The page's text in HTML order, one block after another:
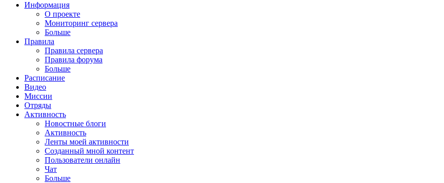
Информация
О проекте
Мониторинг сервера
Больше
Правила
Правила сервера
Правила форума
Больше
Расписание
Видео
Миссии
Отряды
Активность
Новостные блоги
Активность
Ленты моей активности
Созданный мной контент
Пользователи онлайн
Чат
Больше